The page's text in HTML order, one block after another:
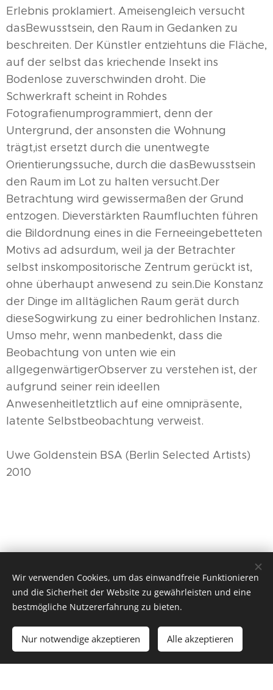
Erlebnis proklamiert. Ameisengleich versucht
dasBewusstsein, den Raum in Gedanken zu
beschreiten. Der Künstler entziehtuns die Fläche,
auf der selbst das kriechende Insekt ins
Bodenlose zuverschwinden droht. Die
Schwerkraft scheint in Rohdes
Fotografienumprogrammiert, denn der
Untergrund, der ansonsten die Wohnung
trägt,ist ersetzt durch die unentwegte
Orientierungssuche, durch die dasBewusstsein
den Raum im Lot zu halten versucht.Der
Betrachtung wird gewissermaßen der Grund
entzogen. Dieverstärkten Raumfluchten führen
die Bildordnung eines in die Ferneeingebetteten
Motivs ad adsurdum, weil ja der Betrachter
selbst inskompositorische Zentrum gerückt ist,
ohne überhaupt anwesend zu sein.Die Konstanz
der Dinge im alltäglichen Raum gerät durch
dieseSogwirkung zu einer bedrohlichen Instanz.
Umso mehr, wenn manbedenkt, dass die
Beobachtung von unten wie ein
allgegenwärtigerObserver zu verstehen ist, der
aufgrund seiner rein ideellen
Anwesenheitletztlich auf eine omnipräsente,
latente Selbstbeobachtung verweist.
Uwe Goldenstein BSA (Berlin Selected Artists)
2010
© 2026 Michael H. Rohde - Berlin
Unterstützt vonWebnode Cookies
Wir verwenden Cookies, um das einwandfreie Funktionieren
und die Sicherheit der Website zu gewährleisten und eine
bestmögliche Nutzererfahrung zu bieten.
Nur notwendige akzeptieren Alle akzeptieren